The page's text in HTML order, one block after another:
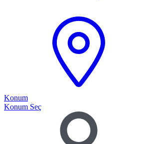
Konum
Konum Seç